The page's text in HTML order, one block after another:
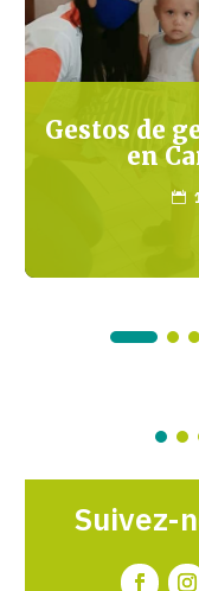
Gestos de
en

Suivez-